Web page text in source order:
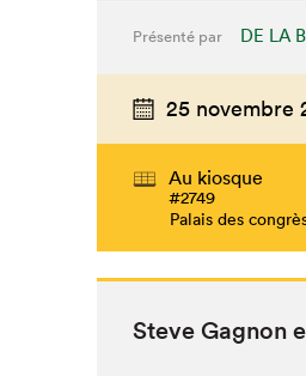
Présenté par DE LA
25 novembre
Au kiosque
#2749
Palais des
Steve Gagnon